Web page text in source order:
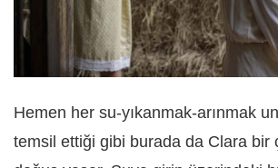
Hemen her su-yıkanmak-arınmak
temsil ettiği gibi burada da Clara bir